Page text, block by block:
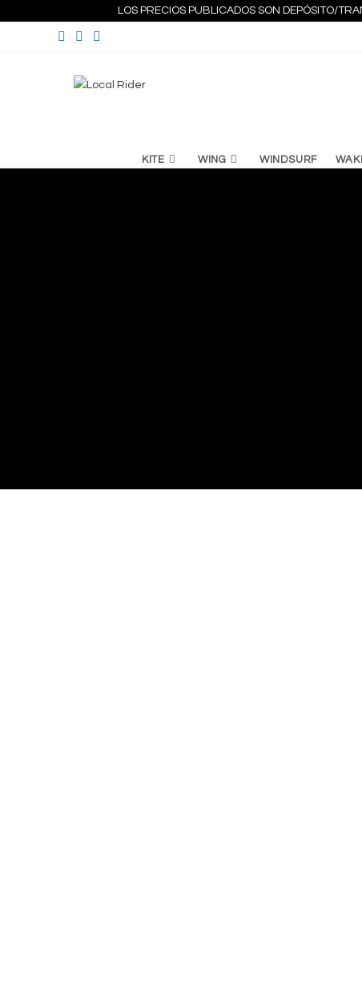
LOS PRECIOS PUBLICADOS SON DEPÓSITO/
KITE WING WINDSURF